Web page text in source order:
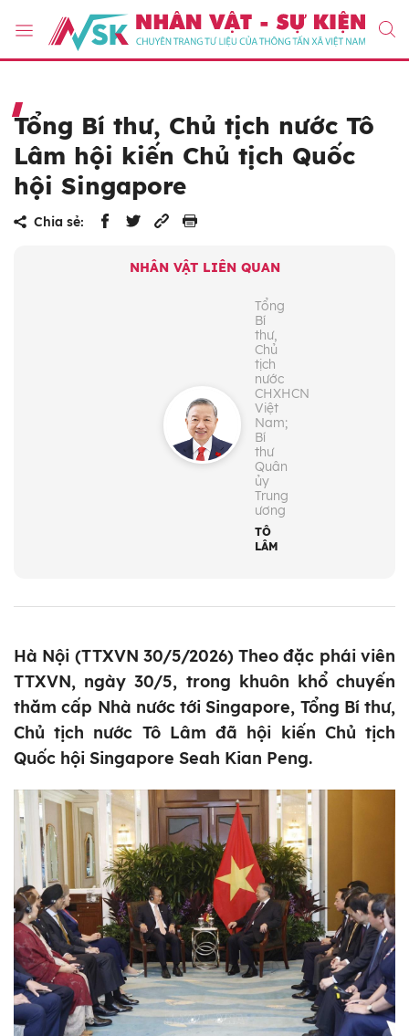
Tổng Bí thư, Chủ tịch nước Tô
Lâm hội kiến Chủ tịch Quốc
hội Singapore
Chia sẻ:
NHÂN VẬT LIÊN QUAN
Tổng
Bí
thư,
Chủ
tịch
nước
CHXHCN
Việt
Nam;
Bí
thư
Quân
ủy
Trung
ương
TÔ
LÂM
Hà Nội (TTXVN 30/5/2026) Theo đặc phái viên
TTXVN, ngày 30/5, trong khuôn khổ chuyến
thăm cấp Nhà nước tới Singapore, Tổng Bí thư,
Chủ tịch nước Tô Lâm đã hội kiến Chủ tịch
Quốc hội Singapore Seah Kian Peng.